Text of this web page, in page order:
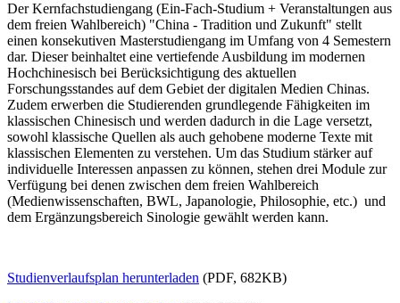
Der Kernfachstudiengang (Ein-Fach-Studium + Veranstaltungen aus
dem freien Wahlbereich) "China - Tradition und Zukunft" stellt
einen konsekutiven Masterstudiengang im Umfang von 4 Semestern
dar. Dieser beinhaltet eine vertiefende Ausbildung im modernen
Hochchinesisch bei Berücksichtigung des aktuellen
Forschungsstandes auf dem Gebiet der digitalen Medien Chinas.
Zudem erwerben die Studierenden grundlegende Fähigkeiten im
klassischen Chinesisch und werden dadurch in die Lage versetzt,
sowohl klassische Quellen als auch gehobene moderne Texte mit
klassischen Elementen zu verstehen. Um das Studium stärker auf
individuelle Interessen anpassen zu können, stehen drei Module zur
Verfügung bei denen zwischen dem freien Wahlbereich
(Medienwissenschaften, BWL, Japanologie, Philosophie, etc.) und
dem Ergänzungsbereich Sinologie gewählt werden kann.
Studienverlaufsplan herunterladen (PDF, 682KB)